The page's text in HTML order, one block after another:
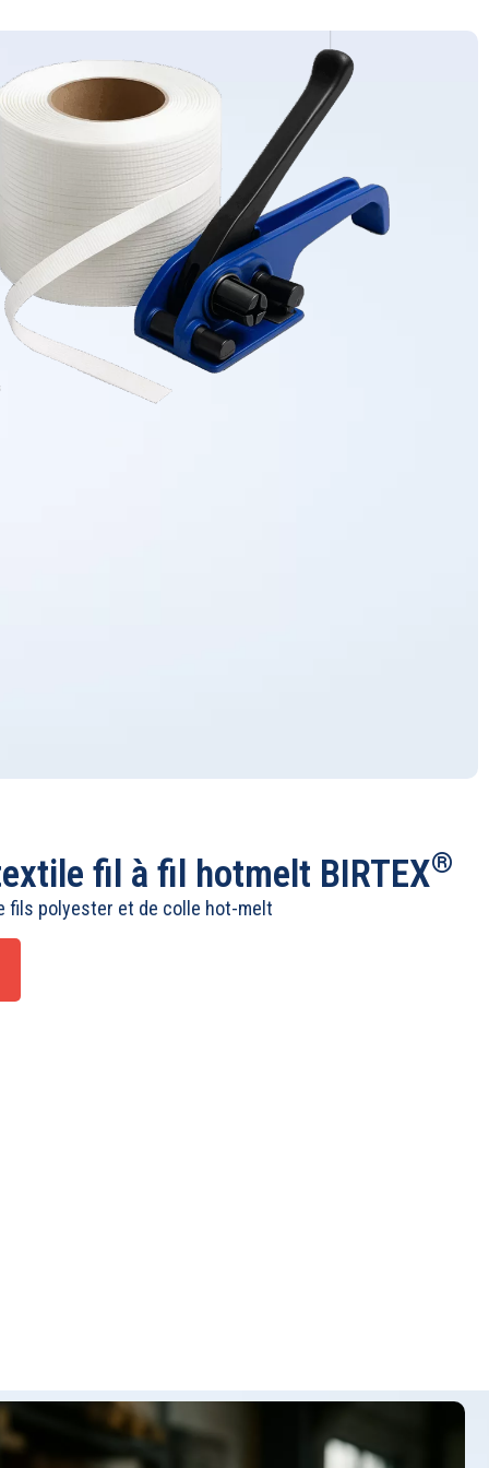
Contactez-nous
fil à fil hotmelt BIRTEX®
fils polyester et de colle hot-melt